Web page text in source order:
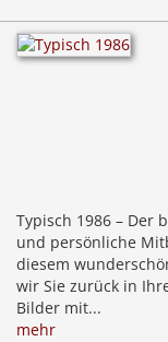
Typisch 1986 – Der
und persönliche
diesem
wir Sie zurück in
Bilder mit...
mehr